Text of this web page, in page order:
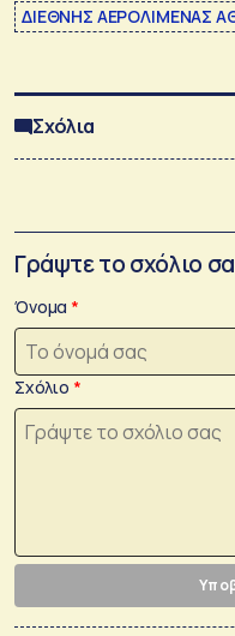
ΔΙΕΘΝΗΣ ΑΕΡΟΛΙΜΕΝΑΣ
Σχόλια
Γράψτε το σχόλιο
Όνομα
Σχόλιο